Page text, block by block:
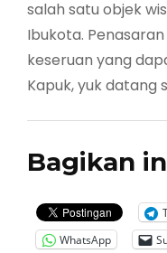
salah satu objek
Ibukota.
keseruan yang
Kapuk, yuk datang
Bagikan
WhatsApp